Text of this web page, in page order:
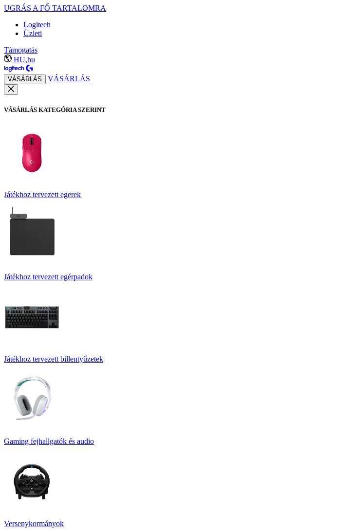
UGRÁS A FŐ TARTALOMRA
Logitech
Üzleti
Támogatás
HU,hu
VÁSÁRLÁS VÁSÁRLÁS
VÁSÁRLÁS KATEGÓRIA SZERINT
Játékhoz tervezett egerek
Játékhoz tervezett egérpadok
Játékhoz tervezett billentyűzetek
Gaming fejhallgatók és audio
Versenykormányok